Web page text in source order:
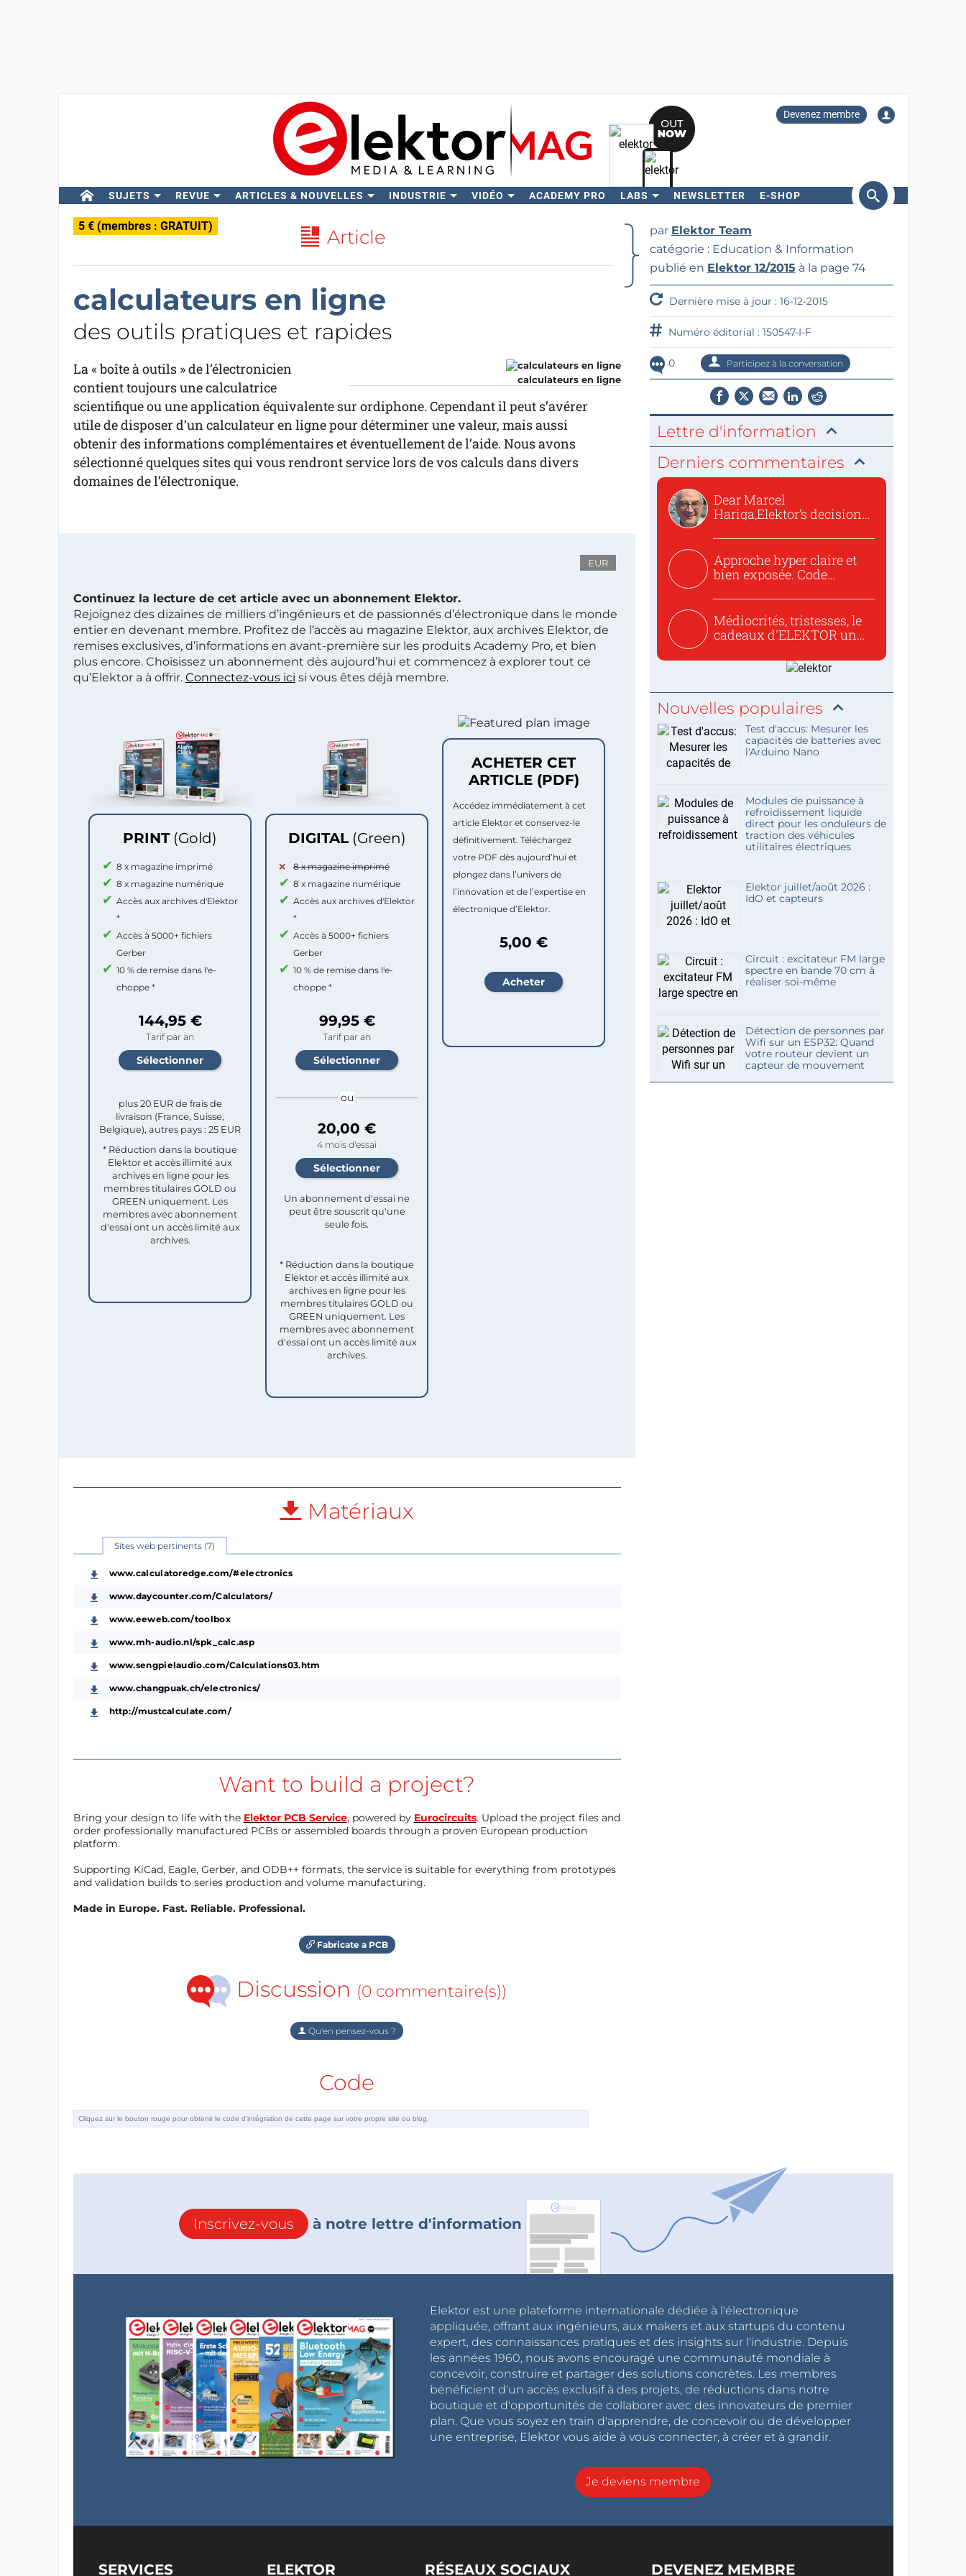
Devenez membre
SUJETS REVUE ARTICLES & NOUVELLES INDUSTRIE VIDÉO ACADEMY PRO LABS NEWSLETTER E-SHOP
Rechercher
5 € (membres : GRATUIT) Article
calculateurs en ligne
des outils pratiques et rapides
calculateurs en ligne
La « boîte à outils » de l’électronicien
contient toujours une calculatrice
scientifique ou une application équivalente sur ordiphone. Cependant il peut s’avérer
utile de disposer d’un calculateur en ligne pour déterminer une valeur, mais aussi
obtenir des informations complémentaires et éventuellement de l’aide. Nous avons
sélectionné quelques sites qui vous rendront service lors de vos calculs dans divers
domaines de l’électronique.
EUR
Continuez la lecture de cet article avec un abonnement Elektor.
Rejoignez des dizaines de milliers d’ingénieurs et de passionnés d’électronique dans le monde
entier en devenant membre. Profitez de l’accès au magazine Elektor, aux archives Elektor, de
remises exclusives, d’informations en avant-première sur les produits Academy Pro, et bien
plus encore. Choisissez un abonnement dès aujourd’hui et commencez à explorer tout ce
qu’Elektor a à offrir. Connectez-vous ici si vous êtes déjà membre.
PRINT (Gold)
8 x magazine imprimé
8 x magazine numérique
Accès aux archives d'Elektor
*
Accès à 5000+ fichiers
Gerber
10 % de remise dans l'e-
choppe *
144,95 €
Tarif par an
plus 20 EUR de frais de
livraison (France, Suisse,
Belgique), autres pays : 25 EUR
* Réduction dans la boutique
Elektor et accès illimité aux
archives en ligne pour les
membres titulaires GOLD ou
GREEN uniquement. Les
membres avec abonnement
d'essai ont un accès limité aux
archives.
DIGITAL (Green)
8 x magazine imprimé
8 x magazine numérique
Accès aux archives d'Elektor
*
Accès à 5000+ fichiers
Gerber
10 % de remise dans l'e-
choppe *
99,95 €
Tarif par an
ou
20,00 €
4 mois d'essai
Un abonnement d'essai ne
peut être souscrit qu'une
seule fois.​
* Réduction dans la boutique
Elektor et accès illimité aux
archives en ligne pour les
membres titulaires GOLD ou
GREEN uniquement. Les
membres avec abonnement
d'essai ont un accès limité aux
archives.
ACHETER CET
ARTICLE (PDF)
Accédez immédiatement à cet
article Elektor et conservez-le
définitivement. Téléchargez
votre PDF dès aujourd’hui et
plongez dans l’univers de
l’innovation et de l’expertise en
électronique d’Elektor.
5,00 €
Matériaux
Sites web pertinents (7)
www.calculatoredge.com/#electronics
www.daycounter.com/Calculators/
www.eeweb.com/toolbox
www.mh-audio.nl/spk_calc.asp
www.sengpielaudio.com/Calculations03.htm
www.changpuak.ch/electronics/
http://mustcalculate.com/
Want to build a project?
Bring your design to life with the Elektor PCB Service, powered by Eurocircuits. Upload the project files and
order professionally manufactured PCBs or assembled boards through a proven European production
platform.
Supporting KiCad, Eagle, Gerber, and ODB++ formats, the service is suitable for everything from prototypes
and validation builds to series production and volume manufacturing.
Made in Europe. Fast. Reliable. Professional.
Fabricate a PCB
Discussion (0 commentaire(s))
Qu'en pensez-vous ?
Code
par Elektor Team
catégorie : Education & Information
publié en Elektor 12/2015 à la page 74
Dernière mise à jour : 16-12-2015
Numéro éditorial : 150547-I-F
0 Participez à la conversation
Lettre d'information
Derniers commentaires
Dear Marcel
Hariga,Elektor’s decision
Approche hyper claire et
bien exposée. Code
Médiocrités, tristesses, le
cadeaux d'ELEKTOR un
Nouvelles populaires
Test d'accus: Mesurer les
capacités de batteries avec
l'Arduino Nano
Modules de puissance à
refroidissement liquide
direct pour les onduleurs de
traction des véhicules
utilitaires électriques
Elektor juillet/août 2026 :
IdO et capteurs
Circuit : excitateur FM large
spectre en bande 70 cm à
réaliser soi-même
Détection de personnes par
Wifi sur un ESP32: Quand
votre routeur devient un
capteur de mouvement
Inscrivez-vous à notre lettre d'information
Elektor est une plateforme internationale dédiée à l'électronique
appliquée, offrant aux ingénieurs, aux makers et aux startups du contenu
expert, des connaissances pratiques et des insights sur l'industrie. Depuis
les années 1960, nous avons encouragé une communauté mondiale à
concevoir, construire et partager des solutions concrètes. Les membres
bénéficient d'un accès exclusif à des projets, de réductions dans notre
boutique et d'opportunités de collaborer avec des innovateurs de premier
plan. Que vous soyez en train d'apprendre, de concevoir ou de développer
une entreprise, Elektor vous aide à vous connecter, à créer et à grandir.
Je deviens membre
SERVICES ELEKTOR RÉSEAUX SOCIAUX DEVENEZ MEMBRE